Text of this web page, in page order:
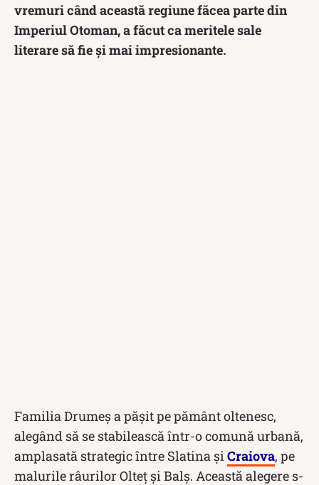
vremuri când această regiune făcea parte din
Imperiul Otoman, a făcut ca meritele sale
literare să fie și mai impresionante.
Familia Drumeș a pășit pe pământ oltenesc,
alegând să se stabilească într-o comună urbană,
amplasată strategic între Slatina și Craiova, pe
malurile râurilor Olteț și Balș. Această alegere s-